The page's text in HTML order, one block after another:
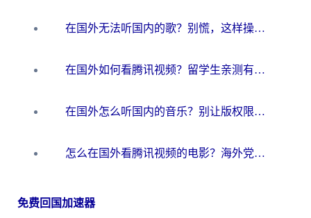
在国外无法听国内的歌？别慌，这样操作就能畅听QQ音乐（附亲测加速器推荐）
在国外如何看腾讯视频？留学生亲测有效的回国加速方案
在国外怎么听国内的音乐？别让版权限制断了你的华语歌单
怎么在国外看腾讯视频的电影？海外党亲测有效的回国加速指南
免费回国加速器